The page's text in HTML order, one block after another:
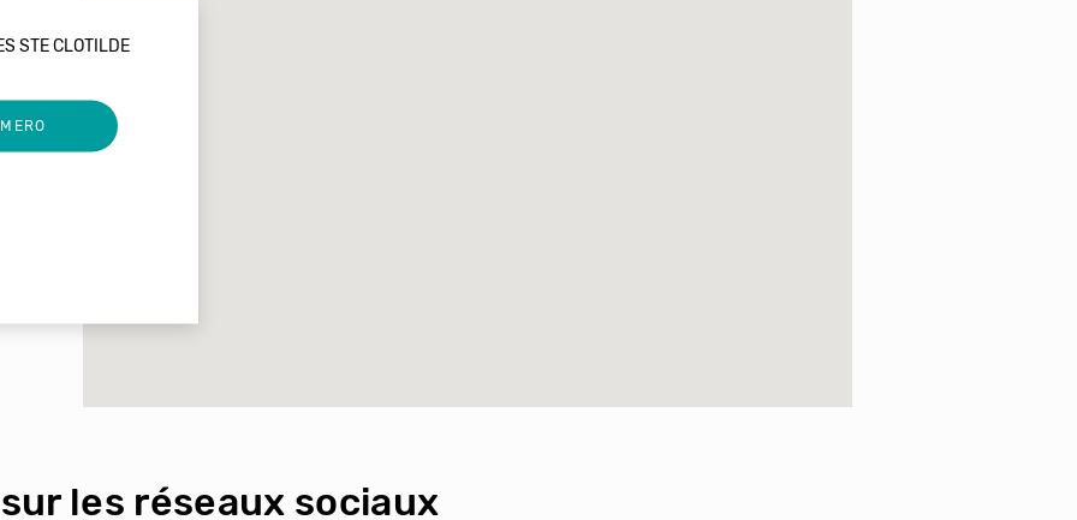
STE CLOTILDE
les réseaux sociaux